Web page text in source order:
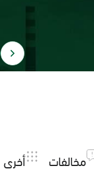
مخالفات أخرى